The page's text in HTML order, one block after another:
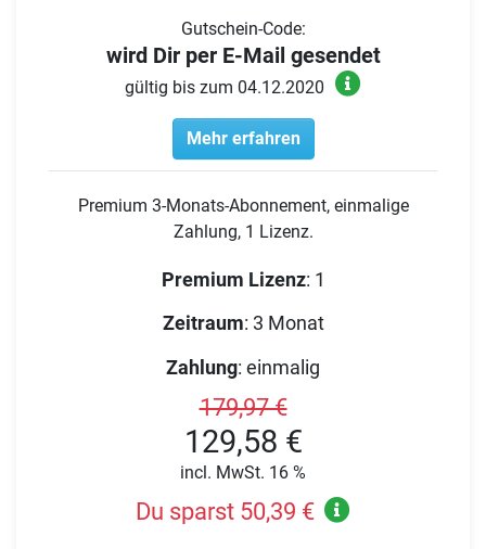
Gutschein-Code:
wird Dir per E-Mail gesendet
gültig bis zum 04.12.2020
Mehr erfahren
Premium 3-Monats-Abonnement, einmalige
Zahlung, 1 Lizenz.
Premium Lizenz: 1
Zeitraum: 3 Monat
Zahlung: einmalig
179,97 €
129,58 €
incl. MwSt. 16 %
Du sparst 50,39 €